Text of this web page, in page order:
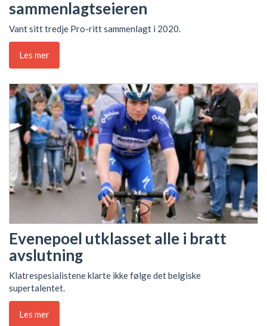
sammenlagtseieren
Vant sitt tredje Pro-ritt sammenlagt i 2020.
Les mer
Evenepoel utklasset alle i bratt
avslutning
Klatrespesialistene klarte ikke følge det belgiske
supertalentet.
Les mer